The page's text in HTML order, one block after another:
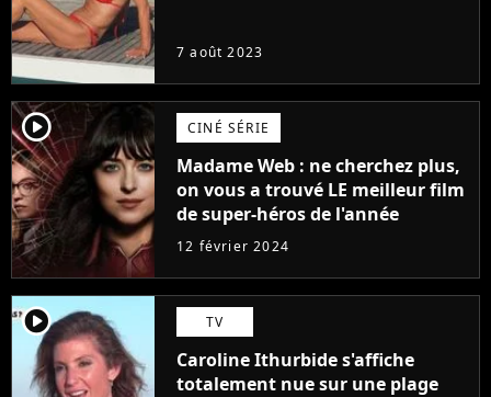
7 août 2023
player2 CINÉ SÉRIE
Madame Web : ne cherchez plus,
on vous a trouvé LE meilleur film
de super-héros de l'année
12 février 2024
player2 TV
Caroline Ithurbide s'affiche
totalement nue sur une plage